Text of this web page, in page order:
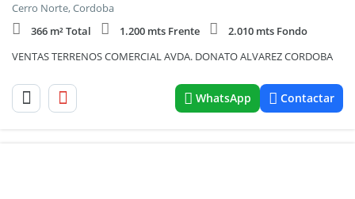
Cerro Norte, Cordoba
366 m² Total
1.200 mts Frente
2.010 mts Fondo
VENTAS TERRENOS COMERCIAL AVDA. DONATO ALVAREZ CORDOBA
WhatsApp Contactar